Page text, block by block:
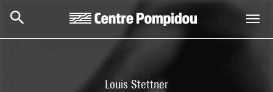
Louis Stettner